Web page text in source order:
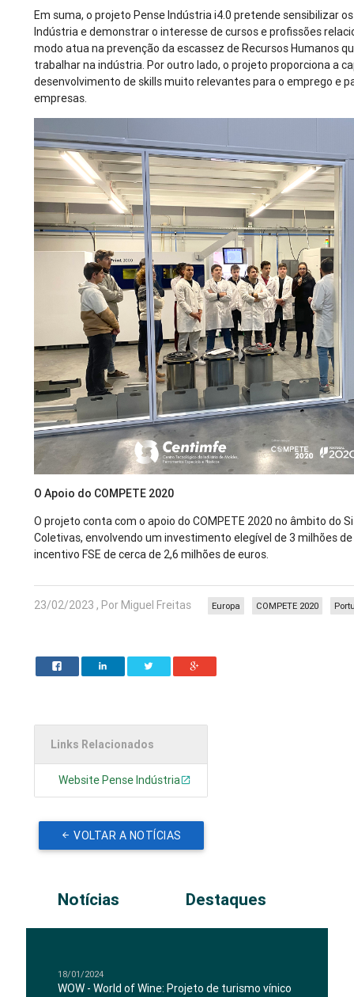
Em suma, o projeto Pense Indústria i4.0 pretende sensibilizar
Indústria e demonstrar o interesse de cursos e profissões
modo atua na prevenção da escassez de Recursos Humanos
trabalhar na indústria. Por outro lado, o projeto proporciona a
desenvolvimento de skills muito relevantes para o emprego e
empresas.
O Apoio do COMPETE 2020
O projeto conta com o apoio do COMPETE 2020 no âmbito do
Coletivas, envolvendo um investimento elegível de 3 milhões
incentivo FSE de cerca de 2,6 milhões de euros.
23/02/2023 , Por Miguel Freitas COMPETE 2020
Europa
Links Relacionados
Website Pense Indústria
VOLTAR A NOTÍCIAS
Notícias Destaques
18/01/2024
WOW - World of Wine: Projeto de turismo vínico